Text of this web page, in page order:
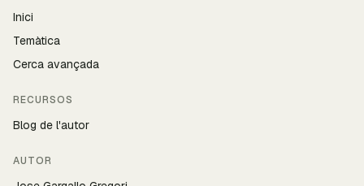
Inici
Temàtica
Cerca avançada
RECURSOS
Blog de l'autor
AUTOR